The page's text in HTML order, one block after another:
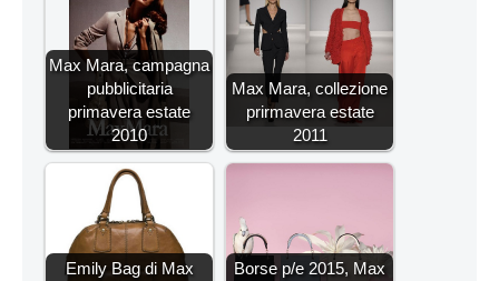
Max Mara, campagna
pubblicitaria
primavera estate
2010
Max Mara, collezione
prirmavera estate
2011
Emily Bag di Max
Borse p/e 2015, Max